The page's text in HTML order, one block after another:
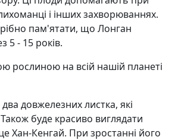
і інших захворюваннях.
пам'ятати, що Лонган
5 - 15 років.
рослиною на всій нашій планеті
довжелезних листка, які
Також буде красиво виглядати
Хан-Кенгай. При зростанні його